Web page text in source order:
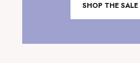
SHOP THE SALE